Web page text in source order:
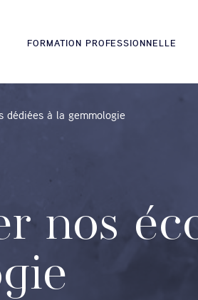
FORMATION PROFESSIONNELLE
dédiées à la gemmologie
nos